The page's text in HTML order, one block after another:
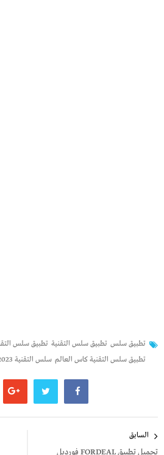
تطبيق سلس تطبيق سلس التقنية تطبيق سلس التقنية
تطبيق سلس التقنية كاس العالم سلس التقنية 2023
المقالات
السابق
تحميل تطبيق FORDEAL فورديل